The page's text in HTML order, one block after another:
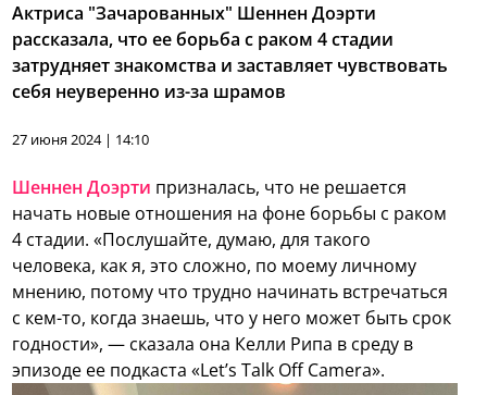
Актриса "Зачарованных" Шеннен Доэрти
рассказала, что ее борьба с раком 4 стадии
затрудняет знакомства и заставляет чувствовать
себя неуверенно из-за шрамов
27 июня 2024 | 14:10
Шеннен Доэрти призналась, что не решается
начать новые отношения на фоне борьбы с раком
4 стадии. «Послушайте, думаю, для такого
человека, как я, это сложно, по моему личному
мнению, потому что трудно начинать встречаться
с кем-то, когда знаешь, что у него может быть срок
годности», — сказала она Келли Рипа в среду в
эпизоде ее подкаста «Let’s Talk Off Camera».